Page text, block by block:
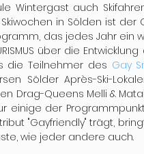
Wintergast auch
in Sölden ist der
das jedes Jahr ein
über die
die Teilnehmer des Gay
Sölder Après-Ski-
Drag-Queens Melli &
einige der
"Gayfriendly" trägt,
wie jeder andere auch.